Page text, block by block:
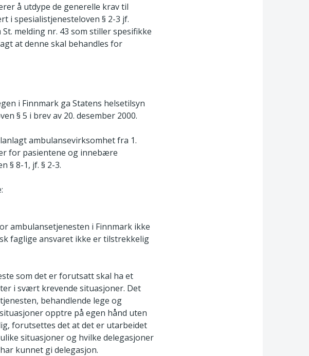
å utdype de generelle krav til
i spesialistjenesteloven § 2-3 jf.
melding nr. 43 som stiller spesifikke
at denne skal behandles for
i Finnmark ga Statens helsetilsyn
§ 5 i brev av 20. desember 2000.
ambulansevirksomhet fra 1.
for pasientene og innebære
§ 8-1, jf. § 2-3.
ambulansetjenesten i Finnmark ikke
faglige ansvaret ikke er tilstrekkelig
som det er forutsatt skal ha et
i svært krevende situasjoner. Det
behandlende lege og
opptre på egen hånd uten
forutsettes det at det er utarbeidet
situasjoner og hvilke delegasjoner
kunnet gi delegasjon.